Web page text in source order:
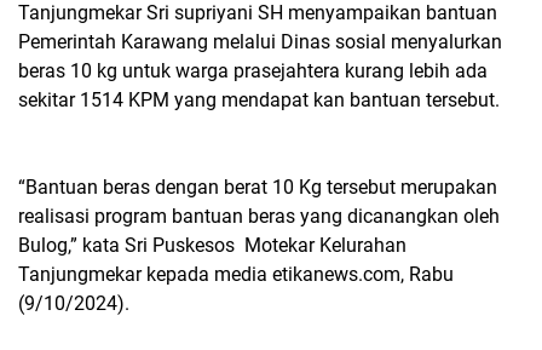
Tanjungmekar Sri supriyani SH menyampaikan bantuan
Pemerintah Karawang melalui Dinas sosial menyalurkan
beras 10 kg untuk warga prasejahtera kurang lebih ada
sekitar 1514 KPM yang mendapat kan bantuan tersebut.
“Bantuan beras dengan berat 10 Kg tersebut merupakan
realisasi program bantuan beras yang dicanangkan oleh
Bulog,” kata Sri Puskesos Motekar Kelurahan
Tanjungmekar kepada media etikanews.com, Rabu
(9/10/2024).